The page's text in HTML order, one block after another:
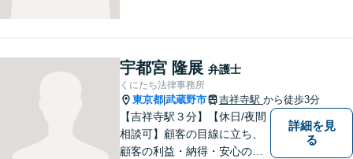
宇都宮 隆展 弁護士
くにたち法律事務所
東京都 武蔵野市 吉祥寺駅 から徒歩3分
【吉祥寺駅３分】【休日/夜間
相談可】顧客の目線に立ち、
顧客の利益・納得・安心のた
詳細を見
る